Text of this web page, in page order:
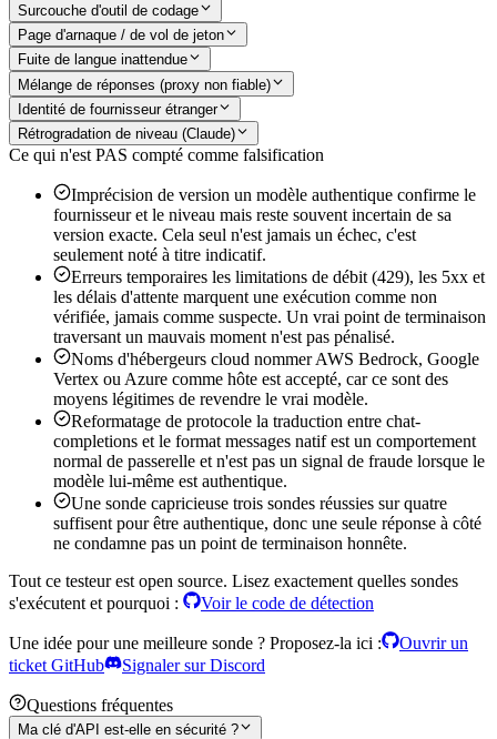
Surcouche d'outil de codage
Page d'arnaque / de vol de jeton
Fuite de langue inattendue
Mélange de réponses (proxy non fiable)
Identité de fournisseur étranger
Rétrogradation de niveau (Claude)
Ce qui n'est PAS compté comme falsification
Imprécision de version un modèle authentique confirme le
fournisseur et le niveau mais reste souvent incertain de sa
version exacte. Cela seul n'est jamais un échec, c'est
seulement noté à titre indicatif.
Erreurs temporaires les limitations de débit (429), les 5xx et
les délais d'attente marquent une exécution comme non
vérifiée, jamais comme suspecte. Un vrai point de terminaison
traversant un mauvais moment n'est pas pénalisé.
Noms d'hébergeurs cloud nommer AWS Bedrock, Google
Vertex ou Azure comme hôte est accepté, car ce sont des
moyens légitimes de revendre le vrai modèle.
Reformatage de protocole la traduction entre chat-
completions et le format messages natif est un comportement
normal de passerelle et n'est pas un signal de fraude lorsque le
modèle lui-même est authentique.
Une sonde capricieuse trois sondes réussies sur quatre
suffisent pour être authentique, donc une seule réponse à côté
ne condamne pas un point de terminaison honnête.
Tout ce testeur est open source. Lisez exactement quelles sondes
s'exécutent et pourquoi :
Voir le code de détection
Une idée pour une meilleure sonde ? Proposez-la ici :
Ouvrir un
ticket GitHub
Signaler sur Discord
Questions fréquentes
Ma clé d'API est-elle en sécurité ?